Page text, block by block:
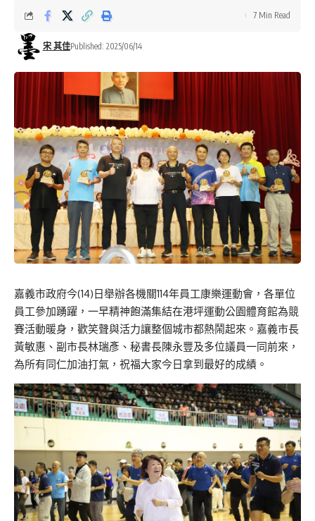
宋 其佳Published: 2025/06/14
7 Min Read
嘉義市政府今(14)日舉辦各機關114年員工康樂運動會，各單位
員工參加踴躍，一早精神飽滿集結在港坪運動公園體育館為競
賽活動暖身，歡笑聲與活力讓整個城市都熱鬧起來。嘉義市長
黃敏惠、副市長林瑞彥、秘書長陳永豐及多位議員一同前來，
為所有同仁加油打氣，祝福大家今日拿到最好的成績。